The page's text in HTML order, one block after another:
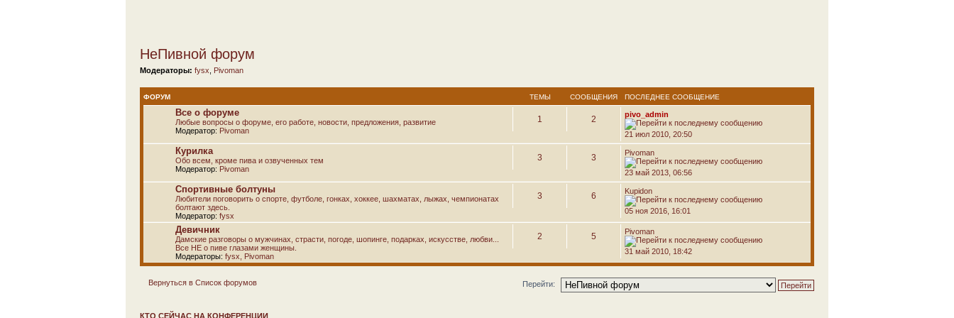
НеПивной форум
Модераторы: fysx Pivoman
ФОРУМ ТЕМЫ СООБЩЕНИЯ ПОСЛЕДНЕЕ СООБЩЕНИЕ
Все о форуме
Любые вопросы о форуме, его работе, новости, предложения, развитие
Модератор: Pivoman
1 2 pivo_admin
21 июл 2010, 20:50
Курилка
Обо всем, кроме пива и озвученных тем
Модератор: Pivoman
3 3 Pivoman
23 май 2013, 06:56
Спортивные болтуны
Любители поговорить о спорте, футболе, гонках, хоккее, шахматах, лыжах, чемпионатах
болтают здесь.
Модератор: fysx
3 6 Kupidon
05 ноя 2016, 16:01
Девичник
Дамские разговоры о мужчинах, страсти, погоде, шопинге, подарках, искусстве, любви...
Все НЕ о пиве глазами женщины.
Модераторы: fysx Pivoman
2 5 Pivoman
31 май 2010, 18:42
Вернуться в Список форумов Перейти:
КТО СЕЙЧАС НА КОНФЕРЕНЦИИ